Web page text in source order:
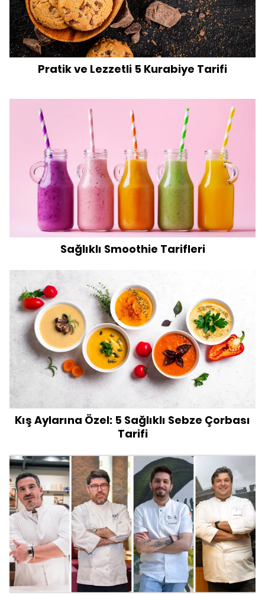
Pratik ve Lezzetli 5 Kurabiye Tarifi
Sağlıklı Smoothie Tarifleri
Kış Aylarına Özel: 5 Sağlıklı Sebze Çorbası
Tarifi